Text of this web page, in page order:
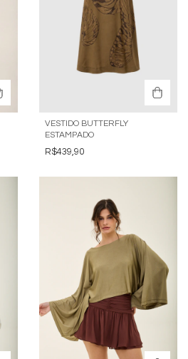
VESTIDO BUTTERFLY
ESTAMPADO
R$439,90